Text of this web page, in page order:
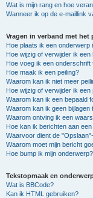
Wat is mijn rang en hoe
Wanneer ik op de e-maillink
Vragen in verband met het
Hoe plaats ik een
Hoe wijzig of verwijder ik een
Hoe voeg ik een onderschrift
Hoe maak ik een peiling?
Waarom kan ik niet meer
Hoe wijzig of verwijder ik een
Waarom kan ik een bepaald
Waarom kan ik geen bijlagen
Waarom ontving ik een
Hoe kan ik berichten aan
Waarvoor dient de
Waarom moet mijn bericht
Hoe bump ik mijn onderwerp?
Tekstopmaak en
Wat is BBCode?
Kan ik HTML gebruiken?